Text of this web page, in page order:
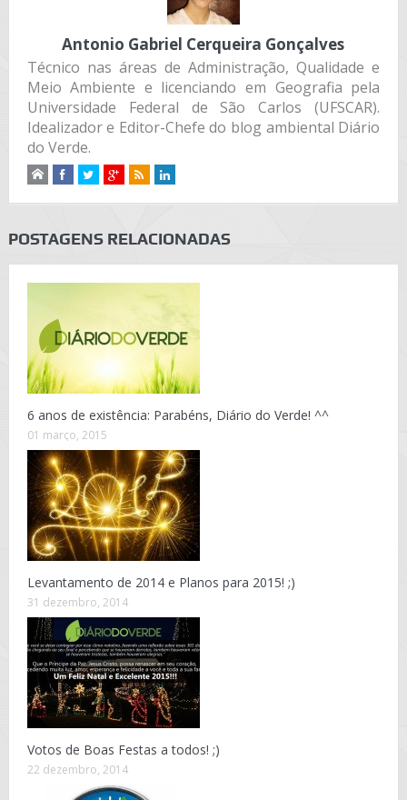
Antonio Gabriel Cerqueira Gonçalves
Técnico nas áreas de Administração, Qualidade e
Meio Ambiente e licenciando em Geografia pela
Universidade Federal de São Carlos (UFSCAR).
Idealizador e Editor-Chefe do blog ambiental Diário
do Verde.
POSTAGENS RELACIONADAS
6 anos de existência: Parabéns, Diário do Verde! ^^
01 março, 2015
Levantamento de 2014 e Planos para 2015! ;)
31 dezembro, 2014
Votos de Boas Festas a todos! ;)
22 dezembro, 2014